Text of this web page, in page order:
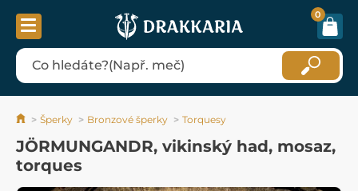
0
Šperky Bronzové šperky Torquesy
JÖRMUNGANDR, vikinský had, mosaz,
torques